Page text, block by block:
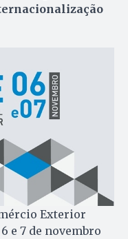
Exterior
e 7 de novembro